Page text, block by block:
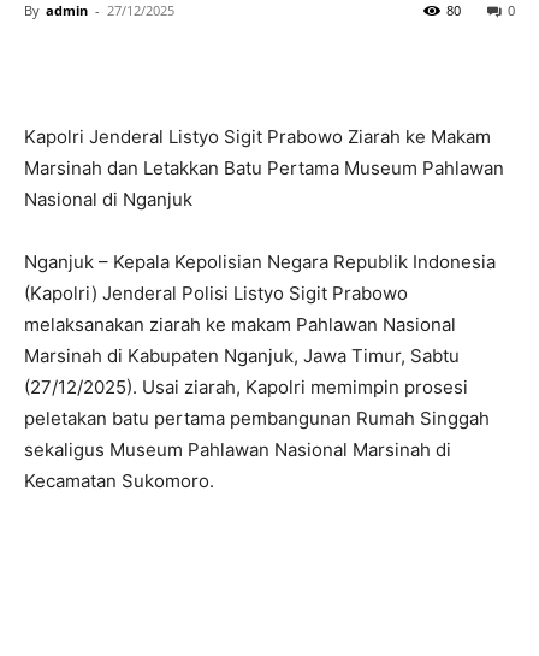
By admin - 27/12/2025 0
80
Kapolri Jenderal Listyo Sigit Prabowo Ziarah ke Makam
Marsinah dan Letakkan Batu Pertama Museum Pahlawan
Nasional di Nganjuk
Nganjuk – Kepala Kepolisian Negara Republik Indonesia
(Kapolri) Jenderal Polisi Listyo Sigit Prabowo
melaksanakan ziarah ke makam Pahlawan Nasional
Marsinah di Kabupaten Nganjuk, Jawa Timur, Sabtu
(27/12/2025). Usai ziarah, Kapolri memimpin prosesi
peletakan batu pertama pembangunan Rumah Singgah
sekaligus Museum Pahlawan Nasional Marsinah di
Kecamatan Sukomoro.